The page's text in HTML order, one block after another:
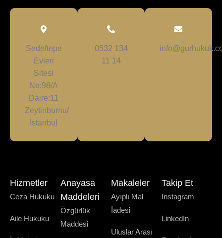
Sedeftepe
Evleri
Sitesi
No:98/A
Daire:11
Zeytinburnu/
İstanbul
0532 134
11 14
Hizmetler
Ceza Hukuku
Aile Hukuku
Anayasa
Maddeleri
Özgürlük
Maddesi
Makaleler
Ayıplı Mal
İadesi
Uluslar Arası
Takip Et
Instagram
LinkedIn